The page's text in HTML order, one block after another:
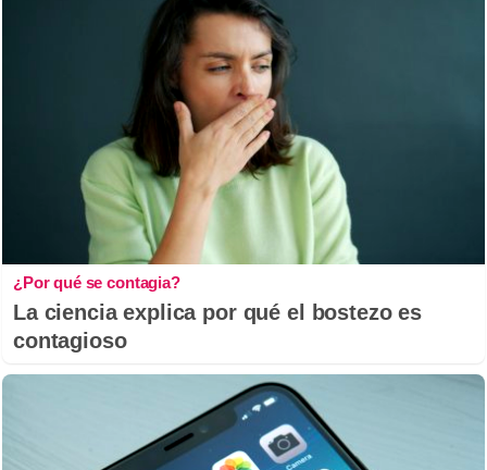
¿Por qué se contagia?
La ciencia explica por qué el bostezo es
contagioso